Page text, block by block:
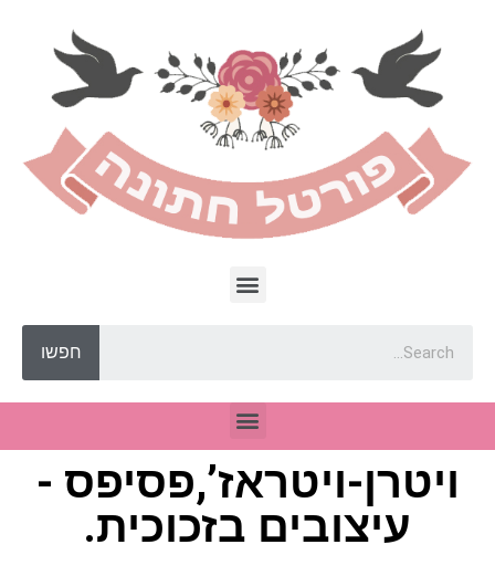
חפשו
ויטרן-ויטראז’,פסיפס -
עיצובים בזכוכית.